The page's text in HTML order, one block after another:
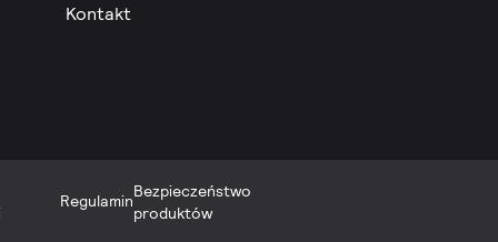
Kontakt
RegulaminBezpieczeństwo
produktów